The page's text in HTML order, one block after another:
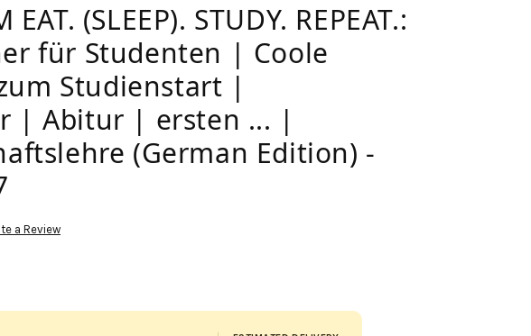
(SLEEP). STUDY. REPEAT.:
für Studenten | Coole
Studienstart |
| Abitur | ersten ... |
(German Edition) -
a Review